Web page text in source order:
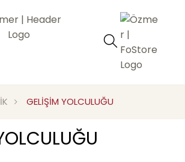
İK GELİŞİM YOLCULUĞU